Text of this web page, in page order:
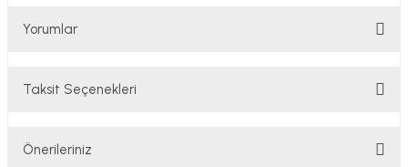
Yorumlar
Taksit Seçenekleri
Önerileriniz